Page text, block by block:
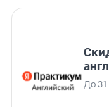
До 31